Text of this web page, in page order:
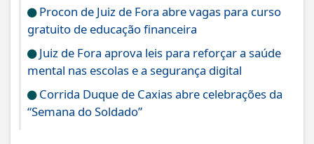
Procon de Juiz de Fora abre vagas para curso
gratuito de educação financeira
Juiz de Fora aprova leis para reforçar a saúde
mental nas escolas e a segurança digital
Corrida Duque de Caxias abre celebrações da
“Semana do Soldado”